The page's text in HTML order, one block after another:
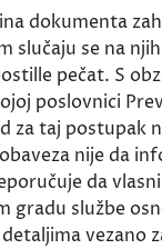
dokumenta
slučaju se na
pečat. S
poslovnici
za taj postupak
nije da
da
gradu službe
vezano